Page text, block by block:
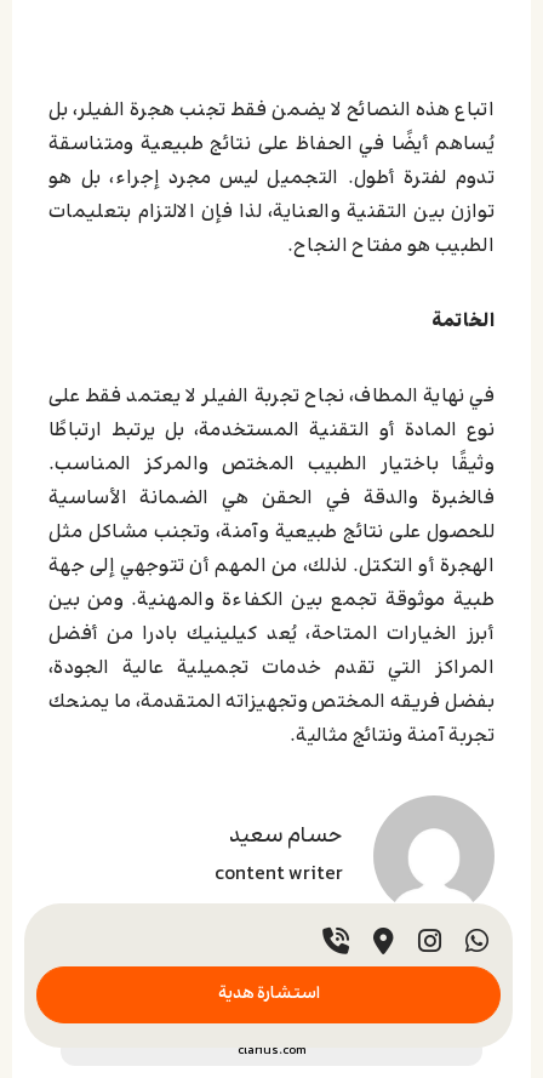
اتباع هذه النصائح لا يضمن فقط تجنب هجرة الفيلر، بل
يُساهم أيضًا في الحفاظ على نتائج طبيعية ومتناسقة
تدوم لفترة أطول. التجميل ليس مجرد إجراء، بل هو
توازن بين التقنية والعناية، لذا فإن الالتزام بتعليمات
الطبيب هو مفتاح النجاح.
الخاتمة
في نهاية المطاف، نجاح تجربة الفيلر لا يعتمد فقط على
نوع المادة أو التقنية المستخدمة، بل يرتبط ارتباطًا
وثيقًا باختيار الطبيب المختص والمركز المناسب.
فالخبرة والدقة في الحقن هي الضمانة الأساسية
للحصول على نتائج طبيعية وآمنة، وتجنب مشاكل مثل
الهجرة أو التكتل. لذلك، من المهم أن تتوجهي إلى جهة
طبية موثوقة تجمع بين الكفاءة والمهنية. ومن بين
أبرز الخيارات المتاحة، يُعد كيلينيك بادرا من أفضل
المراكز التي تقدم خدمات تجميلية عالية الجودة،
بفضل فريقه المختص وتجهيزاته المتقدمة، ما يمنحك
تجربة آمنة ونتائج مثالية.
حسام سعید
content writer
المصادر:
digitalshowcase
clarius.com
استشارة هدية